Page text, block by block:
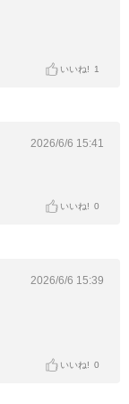
いいね! 1
2026/6/6 15:41
いいね! 0
2026/6/6 15:39
いいね! 0